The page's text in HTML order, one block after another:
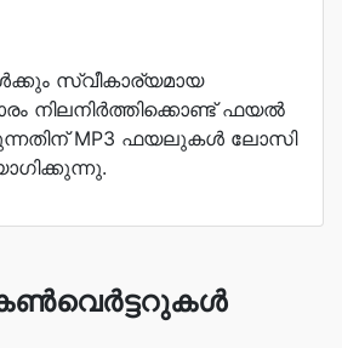
സ്വീകാര്യമായ
നിലനിർത്തിക്കൊണ്ട് ഫയൽ
MP3 ഫയലുകൾ ലോസി